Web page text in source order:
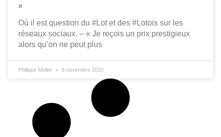
»
Où il est question du #Lot et des #Lotois sur les
réseaux sociaux. – « Je reçois un prix prestigieux
alors qu’on ne peut plus
Philippe Mellet 8 novembre 2020